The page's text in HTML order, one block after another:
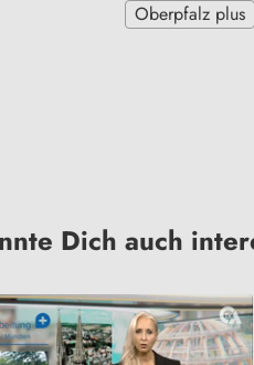
Oberpfalz plus
Dich auch